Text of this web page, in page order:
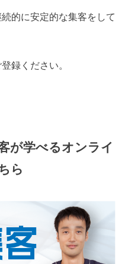
的に安定的な集客をして
録ください。
が学べるオンライ
ら